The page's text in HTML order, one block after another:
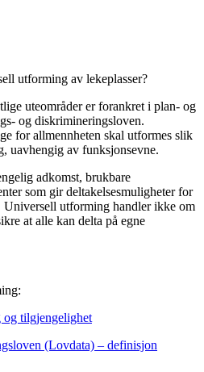
utforming av lekeplasser?
uteområder er forankret i plan- og
og diskrimineringsloven.
for allmennheten skal utformes slik
uavhengig av funksjonsevne.
adkomst, brukbare
som gir deltakelsesmuligheter for
Universell utforming handler ikke om
at alle kan delta på egne
tilgjengelighet
(Lovdata) – definisjon